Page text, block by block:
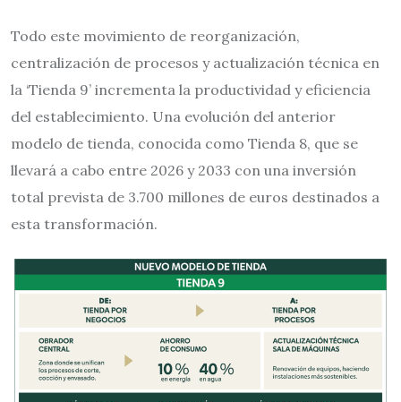
Todo este movimiento de reorganización,
centralización de procesos y actualización técnica en
la ‘Tienda 9’ incrementa la productividad y eficiencia
del establecimiento. Una evolución del anterior
modelo de tienda, conocida como Tienda 8, que se
llevará a cabo entre 2026 y 2033 con una inversión
total prevista de 3.700 millones de euros destinados a
esta transformación.